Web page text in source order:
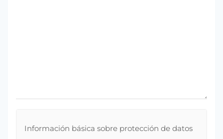
Información básica sobre protección de datos